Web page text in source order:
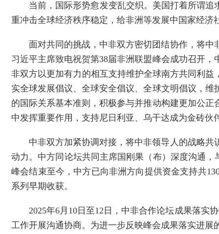
当前，国际形势愈发变乱交织。美国打着所谓
重冲击全球经济秩序稳定，给非洲等发展中国家经济
面对共同的挑战，中非双方密切团结协作，将
习近平主席致电祝贺第38届非洲联盟峰会成功召开
非双方以更加有力的相互支持维护全球南方共同利
实全球发展倡议、全球安全倡议、全球文明倡议，
的国际关系基本准则，积极参与并推动构建更加公
中发挥重要作用，支持尼日利亚、乌干达成为金砖伙
中非双方加紧协调对接，将中非领导人的战略
动力。中方同论坛共同主席国刚果（布）深度沟通
峰会结束至今，中方已向非洲方向提供资金支持共
系列早期收获。
2025年6月10日至12日，中非合作论坛成果落实
工作开展沟通协商。为进一步反映峰会成果落实进